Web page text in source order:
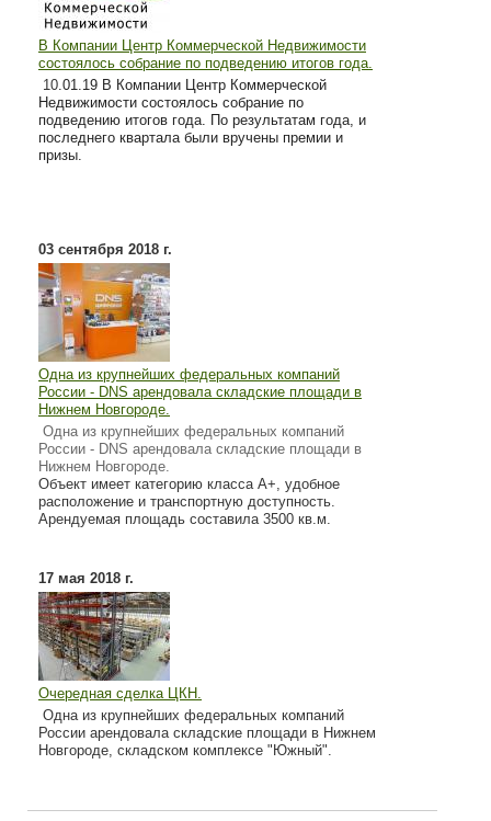
В Компании Центр Коммерческой Недвижимости
состоялось собрание по подведению итогов года.
10.01.19 В Компании Центр Коммерческой
Недвижимости состоялось собрание по
подведению итогов года. По результатам года, и
последнего квартала были вручены премии и
призы.
03 сентября 2018 г.
Одна из крупнейших федеральных компаний
России - DNS арендовала складские площади в
Нижнем Новгороде.
Одна из крупнейших федеральных компаний
России - DNS арендовала складские площади в
Нижнем Новгороде.
Объект имеет категорию класса А+, удобное
расположение и транспортную доступность.
Арендуемая площадь составила 3500 кв.м.
17 мая 2018 г.
Очередная сделка ЦКН.
Одна из крупнейших федеральных компаний
России арендовала складские площади в Нижнем
Новгороде, складском комплексе "Южный".